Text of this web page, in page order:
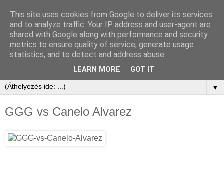
▼
GGG vs Canelo Alvarez
This site uses cookies from Google to deliver its services
and to analyze traffic. Your IP address and user-agent are
shared with Google along with performance and security
metrics to ensure quality of service, generate usage
statistics, and to detect and address abuse.
LEARN MORE GOT IT